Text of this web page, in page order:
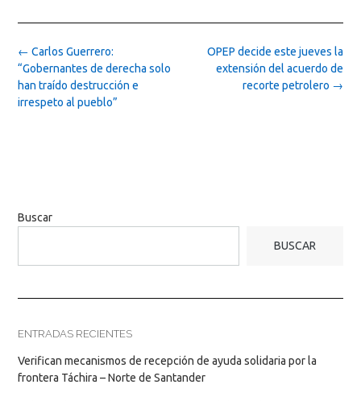
Post
navigation
OPEP decide este jueves la
extensión del acuerdo de
recorte petrolero →
← Carlos Guerrero:
“Gobernantes de derecha solo
han traído destrucción e
irrespeto al pueblo”
Buscar
BUSCAR
ENTRADAS RECIENTES
Verifican mecanismos de recepción de ayuda solidaria por la
frontera Táchira – Norte de Santander